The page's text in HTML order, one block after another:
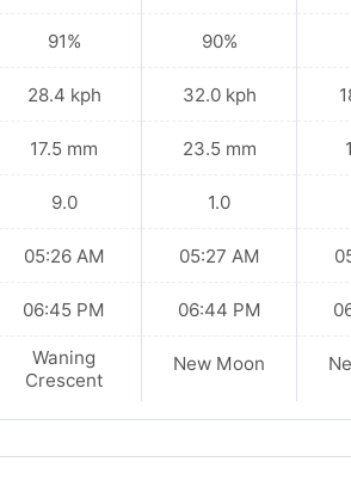
91%
28.4 kph
17.5 mm
9.0
05:26 AM
06:45 PM
Waning
Crescent
90%
32.0 kph
23.5 mm
1.0
05:27 AM
06:44 PM
New Moon